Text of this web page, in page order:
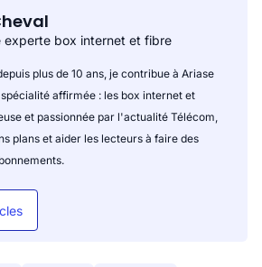
experte box internet et fibre
plus de 10 ans, je contribue à Ariase
affirmée : les box internet et
et passionnée par l'actualité Télécom,
plans et aider les lecteurs à faire des